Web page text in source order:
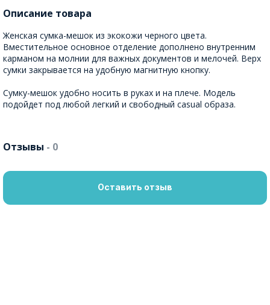
Описание товара
Женская сумка-мешок из экокожи черного цвета.
Вместительное основное отделение дополнено внутренним
карманом на молнии для важных документов и мелочей. Верх
сумки закрывается на удобную магнитную кнопку.
Сумку-мешок удобно носить в руках и на плече. Модель
подойдет под любой легкий и свободный casual образа.
Отзывы - 0
Оставить отзыв